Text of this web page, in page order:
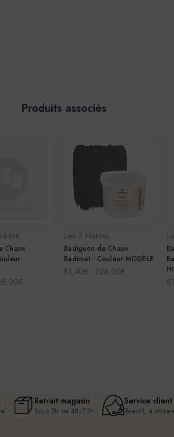
Produits associés
Chaux
Les 3 Matons
Badigeon de Chaux
Badimat - Couleur MODÈLE
81,40€ - 228,00€
Retrait magasin
Sous 2h ou 48/72h
Service client
Réactif, à votre